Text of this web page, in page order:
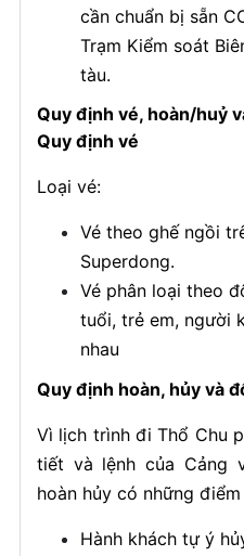
cần chuẩn bị sẵn
Trạm Kiểm soát
tàu.
Quy định vé, hoàn/huỷ
Quy định vé
Loại vé:
Vé theo ghế ngồi
Superdong.
Vé phân loại theo
tuổi, trẻ em, người
nhau
Quy định hoàn, hủy và
Vì lịch trình đi Thổ Chu
tiết và lệnh của Cảng
hoàn hủy có những
Hành khách tự ý